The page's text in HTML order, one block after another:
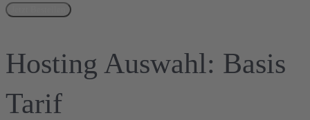
Hosting Auswahl: Basis
Tarif